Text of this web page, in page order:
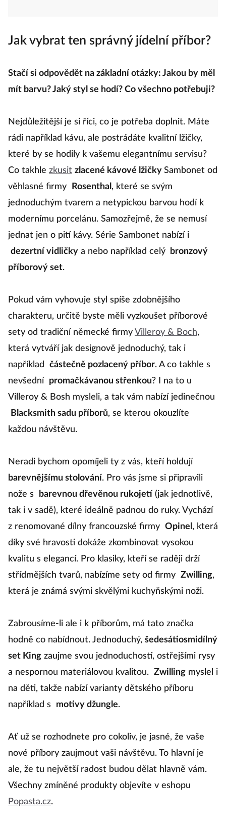
Jak vybrat ten správný jídelní příbor?
Stačí si odpovědět na základní otázky: Jakou by měl
mít barvu? Jaký styl se hodí? Co všechno potřebuji?
Nejdůležitější je si říci, co je potřeba doplnit. Máte
rádi například kávu, ale postrádáte kvalitní lžičky,
které by se hodily k vašemu elegantnímu servisu?
Co takhle zkusit zlacené kávové lžičky Sambonet od
věhlasné firmy
Rosenthal , které se svým
jednoduchým tvarem a netypickou barvou hodí k
modernímu porcelánu. Samozřejmě, že se nemusí
jednat jen o pití kávy. Série Sambonet nabízí i
dezertní vidličkya nebo například celý
bronzový
příborový set.
Pokud vám vyhovuje styl spíše zdobnějšího
charakteru, určitě byste měli vyzkoušet příborové
sety od tradiční německé firmy Villeroy & Boch,
která vytváří jak designově jednoduchý, tak i
například
částečně pozlacený příbor. A co takhle s
nevšední
promačkávanou střenkou? I na to u
Villeroy & Bosh mysleli, a tak vám nabízí jedinečnou
Blacksmith sadu příborů, se kterou okouzlíte
každou návštěvu.
Neradi bychom opomíjeli ty z vás, kteří holdují
barevnějšímu stolování. Pro vás jsme si připravili
nože s
barevnou dřevěnou rukojetí (jak jednotlivě,
tak i v sadě), které ideálně padnou do ruky. Vychází
z renomované dílny francouzské firmy Opinel , která
díky své hravosti dokáže zkombinovat vysokou
kvalitu s elegancí. Pro klasiky, kteří se raději drží
střídmějších tvarů, nabízíme sety od firmy Zwilling,
která je známá svými skvělými kuchyňskými noži.
Zabrousíme-li ale i k příborům, má tato značka
hodně co nabídnout. Jednoduchý, šedesátiosmidílný
set King zaujme svou jednoduchostí, ostřejšími rysy
a nespornou materiálovou kvalitou. Zwillingmyslel i
na děti, takže nabízí varianty dětského příboru
například s
motivy džungle.
Ať už se rozhodnete pro cokoliv, je jasné, že vaše
nové příbory zaujmout vaši návštěvu. To hlavní je
ale, že tu největší radost budou dělat hlavně vám.
Všechny zmíněné produkty objevíte v eshopu
Popasta.cz.